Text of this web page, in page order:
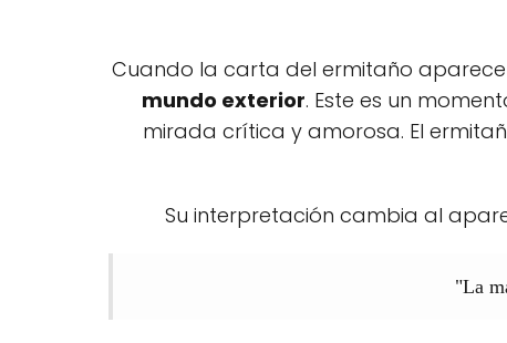
Cuando la carta del ermitaño
mundo exterior. Este es un
mirada crítica y amorosa. El
Su interpretación cambia al
"La